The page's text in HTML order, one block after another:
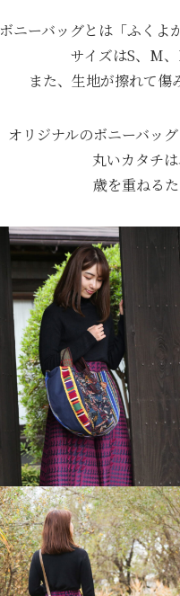
ボニーバッグとは「ふくよ
サイズはS、M
また、生地が擦れて傷
オリジナルのボニーバッ
丸いカタチ
歳を重ねる